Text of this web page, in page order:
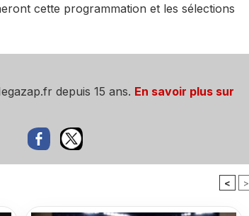
cette programmation et les sélections
depuis 15 ans. En savoir plus sur
< >